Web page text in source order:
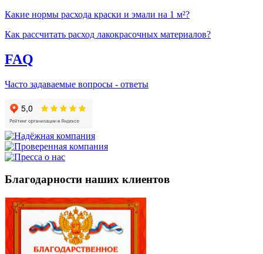
Какие нормы расхода краски и эмали на 1 м²?
Как рассчитать расход лакокрасочных материалов?
FAQ
Часто задаваемые вопросы - ответы
Благодарности наших клиентов